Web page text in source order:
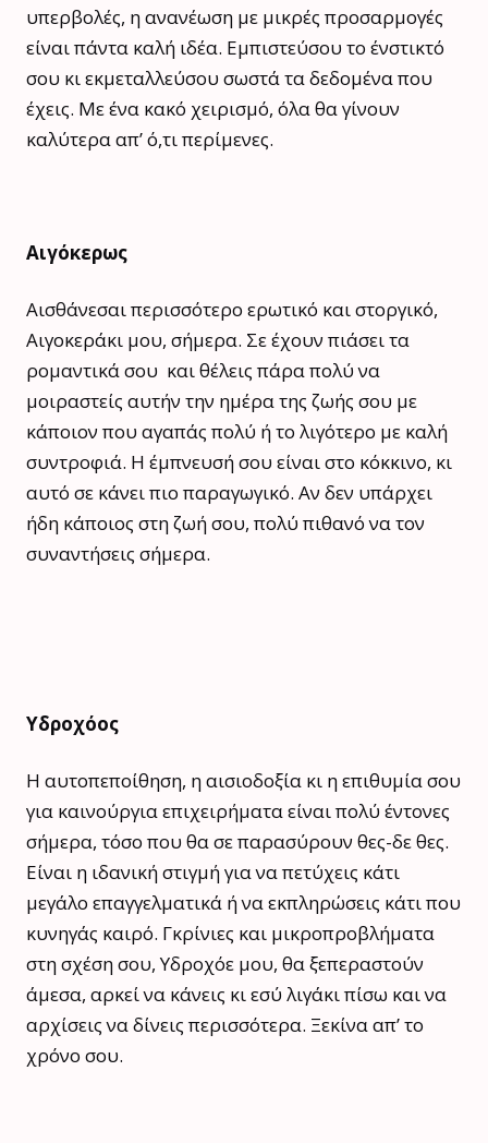
υπερβολές, η ανανέωση με μικρές προσαρμογές
είναι πάντα καλή ιδέα. Εμπιστεύσου το ένστικτό
σου κι εκμεταλλεύσου σωστά τα δεδομένα που
έχεις. Με ένα κακό χειρισμό, όλα θα γίνουν
καλύτερα απ’ ό,τι περίμενες.
Αιγόκερως
Αισθάνεσαι περισσότερο ερωτικό και στοργικό,
Αιγοκεράκι μου, σήμερα. Σε έχουν πιάσει τα
ρομαντικά σου και θέλεις πάρα πολύ να
μοιραστείς αυτήν την ημέρα της ζωής σου με
κάποιον που αγαπάς πολύ ή το λιγότερο με καλή
συντροφιά. Η έμπνευσή σου είναι στο κόκκινο, κι
αυτό σε κάνει πιο παραγωγικό. Αν δεν υπάρχει
ήδη κάποιος στη ζωή σου, πολύ πιθανό να τον
συναντήσεις σήμερα.
Υδροχόος
Η αυτοπεποίθηση, η αισιοδοξία κι η επιθυμία σου
για καινούργια επιχειρήματα είναι πολύ έντονες
σήμερα, τόσο που θα σε παρασύρουν θες-δε θες.
Είναι η ιδανική στιγμή για να πετύχεις κάτι
μεγάλο επαγγελματικά ή να εκπληρώσεις κάτι που
κυνηγάς καιρό. Γκρίνιες και μικροπροβλήματα
στη σχέση σου, Υδροχόε μου, θα ξεπεραστούν
άμεσα, αρκεί να κάνεις κι εσύ λιγάκι πίσω και να
αρχίσεις να δίνεις περισσότερα. Ξεκίνα απ’ το
χρόνο σου.